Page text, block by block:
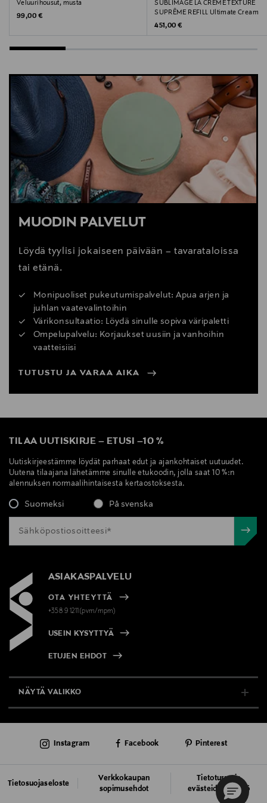
Veluurihousut, musta
Original Price
99,00 €
SUBLIMAGE LA CRÈME TEXTURE
SUPRÊME REFILL Ultimate Cream
Original Price
451,00 €
MUODIN PALVELUT
Löydä tyylisi jokaiseen päivään – tavarataloissa
tai etänä.
Monipuoliset pukeutumispalvelut: Apua arjen ja
juhlan vaatevalintoihin
Värikonsultaatio: Löydä sinulle sopiva väripaletti
Ompelupalvelu: Korjaukset uusiin ja vanhoihin
vaatteisiisi
TUTUSTU JA VARAA AIKA
TILAA UUTISKIRJE – ETUSI –10 %
Uutiskirjeestämme löydät parhaat edut ja ajankohtaiset uutuudet.
Uutena tilaajana lähetämme sinulle etukoodin, jolla saat 10 %:n
alennuksen normaalihintaisesta kertaostoksesta.
Suomeksi På svenska
ASIAKASPALVELU
OTA YHTEYTTÄ
+358 9 1211(pvm/mpm)
USEIN KYSYTTYÄ
ETUJEN EHDOT
NÄYTÄ VALIKKO
AJANKOHTAISTA
Tietosuojaseloste
Verkkokaupan
sopimusehdot
Tietoturva ja
evästeiden käyttö
Instagram Facebook Pinterest